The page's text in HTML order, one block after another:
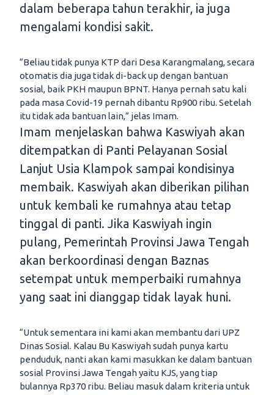
dalam beberapa tahun terakhir, ia juga
mengalami kondisi sakit.
“Beliau tidak punya KTP dari Desa Karangmalang, secara
otomatis dia juga tidak di-back up dengan bantuan
sosial, baik PKH maupun BPNT. Hanya pernah satu kali
pada masa Covid-19 pernah dibantu Rp900 ribu. Setelah
itu tidak ada bantuan lain,” jelas Imam.
Imam menjelaskan bahwa Kaswiyah akan
ditempatkan di Panti Pelayanan Sosial
Lanjut Usia Klampok sampai kondisinya
membaik. Kaswiyah akan diberikan pilihan
untuk kembali ke rumahnya atau tetap
tinggal di panti. Jika Kaswiyah ingin
pulang, Pemerintah Provinsi Jawa Tengah
akan berkoordinasi dengan Baznas
setempat untuk memperbaiki rumahnya
yang saat ini dianggap tidak layak huni.
“Untuk sementara ini kami akan membantu dari UPZ
Dinas Sosial. Kalau Bu Kaswiyah sudah punya kartu
penduduk, nanti akan kami masukkan ke dalam bantuan
sosial Provinsi Jawa Tengah yaitu KJS, yang tiap
bulannya Rp370 ribu. Beliau masuk dalam kriteria untuk